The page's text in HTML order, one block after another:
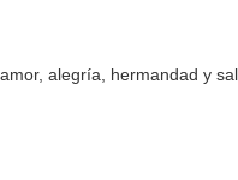
alegría, hermandad y